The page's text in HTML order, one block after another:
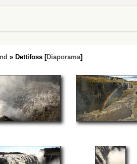
» Dettifoss [Diaporama]